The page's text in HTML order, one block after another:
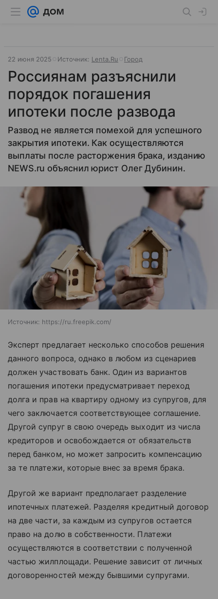
22 июня 2025 Источник: Lenta.Ru Город
Россиянам разъяснили
порядок погашения
ипотеки после развода
Развод не является помехой для успешного
закрытия ипотеки. Как осуществляются
выплаты после расторжения брака, изданию
NEWS.ru объяснил юрист Олег Дубинин.
Источник: https://ru.freepik.com/
Эксперт предлагает несколько способов решения
данного вопроса, однако в любом из сценариев
должен участвовать банк. Один из вариантов
погашения ипотеки предусматривает переход
долга и прав на квартиру одному из супругов, для
чего заключается соответствующее соглашение.
Другой супруг в свою очередь выходит из числа
кредиторов и освобождается от обязательств
перед банком, но может запросить компенсацию
за те платежи, которые внес за время брака.
Другой же вариант предполагает разделение
ипотечных платежей. Разделяя кредитный договор
на две части, за каждым из супругов остается
право на долю в собственности. Платежи
осуществляются в соответствии с полученной
частью жилплощади. Решение зависит от личных
договоренностей между бывшими супругами.